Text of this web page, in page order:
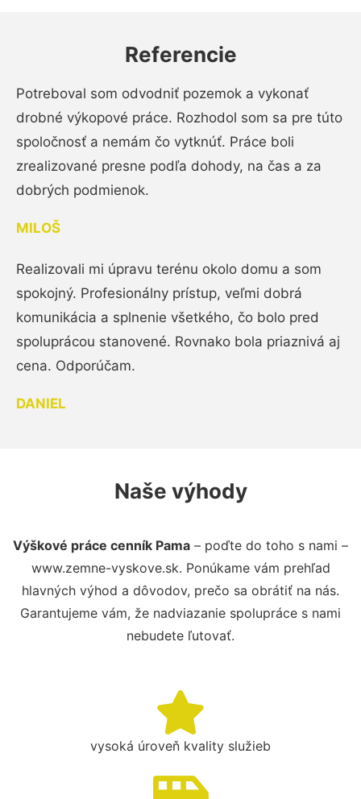
Referencie
Potreboval som odvodniť pozemok a vykonať
drobné výkopové práce. Rozhodol som sa pre túto
spoločnosť a nemám čo vytknúť. Práce boli
zrealizované presne podľa dohody, na čas a za
dobrých podmienok.
MILOŠ
Realizovali mi úpravu terénu okolo domu a som
spokojný. Profesionálny prístup, veľmi dobrá
komunikácia a splnenie všetkého, čo bolo pred
spoluprácou stanovené. Rovnako bola priaznivá aj
cena. Odporúčam.
DANIEL
Naše výhody
Výškové práce cenník Pama – poďte do toho s nami –
www.zemne-vyskove.sk. Ponúkame vám prehľad
hlavných výhod a dôvodov, prečo sa obrátiť na nás.
Garantujeme vám, že nadviazanie spolupráce s nami
nebudete ľutovať.
vysoká úroveň kvality služieb